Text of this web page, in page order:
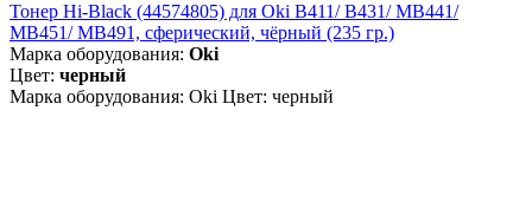
Тонер Hi-Black (44574805) для Oki B411/ B431/ MB441/
MB451/ MB491, сферический, чёрный (235 гр.)
Марка оборудования: Oki
Цвет: черный
Марка оборудования: Oki Цвет: черный